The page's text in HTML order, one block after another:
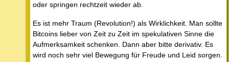
oder springen rechtzeit wieder ab.
Es ist mehr Traum (Revolution!) als Wirklichkeit. Man sollte
Bitcoins lieber von Zeit zu Zeit im spekulativen Sinne die
Aufmerksamkeit schenken. Dann aber bitte derivativ. Es
wird noch sehr viel Bewegung für Freude und Leid sorgen.